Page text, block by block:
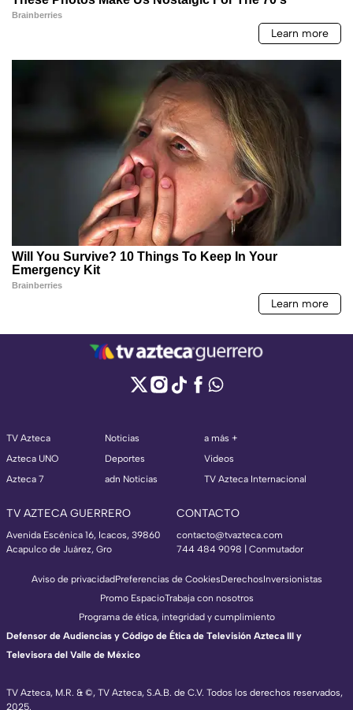
TV Azteca
Azteca UNO
Azteca 7
Noticias
Deportes
adn Noticias
a más +
Videos
TV Azteca Internacional
TV AZTECA GUERRERO
Avenida Escénica 16, Icacos, 39860
Acapulco de Juárez, Gro
CONTACTO
contacto@tvazteca.com
744 484 9098 | Conmutador
TV Azteca, M.R. & ©, TV Azteca, S.A.B. de C.V. Todos los derechos reservados,
2025.
Aviso de privacidadPreferencias de CookiesDerechosInversionistas
Promo EspacioTrabaja con nosotros
Programa de ética, integridad y cumplimiento
Defensor de Audiencias y Código de Ética de Televisión Azteca III y
Televisora del Valle de México